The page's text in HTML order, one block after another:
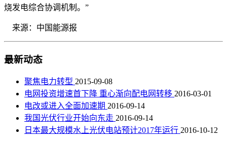
烧发电综合协调机制。”
来源：中国能源报
最新动态
聚焦电力转型 2015-09-08
电网投资增速首下降 重心渐向配电网转移 2016-03-01
电改或进入全面加速期 2016-09-14
我国光伏行业开始向东走 2016-09-14
日本最大规模水上光伏电站预计2017年运行 2016-10-12